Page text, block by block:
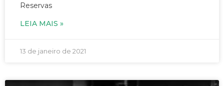
Reservas
LEIA MAIS »
13 de janeiro de 2021